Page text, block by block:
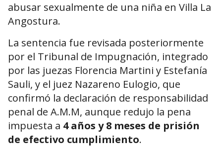
abusar sexualmente de una niña en Villa La
Angostura.
La sentencia fue revisada posteriormente
por el Tribunal de Impugnación, integrado
por las juezas Florencia Martini y Estefanía
Sauli, y el juez Nazareno Eulogio, que
confirmó la declaración de responsabilidad
penal de A.M.M, aunque redujo la pena
impuesta a 4 años y 8 meses de prisión
de efectivo cumplimiento.